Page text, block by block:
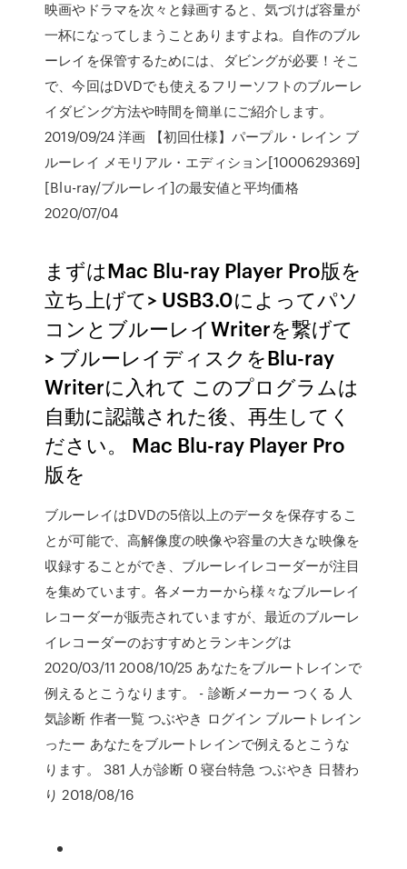
映画やドラマを次々と録画すると、気づけば容量が
一杯になってしまうことありますよね。自作のブル
ーレイを保管するためには、ダビングが必要！そこ
で、今回はDVDでも使えるフリーソフトのブルーレ
イダビング方法や時間を簡単にご紹介します。
2019/09/24 洋画 【初回仕様】パープル・レイン ブ
ルーレイ メモリアル・エディション[1000629369]
[Blu-ray/ブルーレイ]の最安値と平均価格
2020/07/04
まずはMac Blu-ray Player Pro版を
立ち上げて> USB3.0によってパソ
コンとブルーレイWriterを繋げて
> ブルーレイディスクをBlu-ray
Writerに入れて このプログラムは
自動に認識された後、再生してく
ださい。 Mac Blu-ray Player Pro
版を
ブルーレイはDVDの5倍以上のデータを保存するこ
とが可能で、高解像度の映像や容量の大きな映像を
収録することができ、ブルーレイレコーダーが注目
を集めています。各メーカーから様々なブルーレイ
レコーダーが販売されていますが、最近のブルーレ
イレコーダーのおすすめとランキングは
2020/03/11 2008/10/25 あなたをブルートレインで
例えるとこうなります。 - 診断メーカー つくる 人
気診断 作者一覧 つぶやき ログイン ブルートレイン
ったー あなたをブルートレインで例えるとこうな
ります。 381 人が診断 0 寝台特急 つぶやき 日替わ
り 2018/08/16